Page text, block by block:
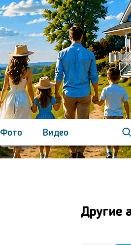
Фото
Видео
Другие